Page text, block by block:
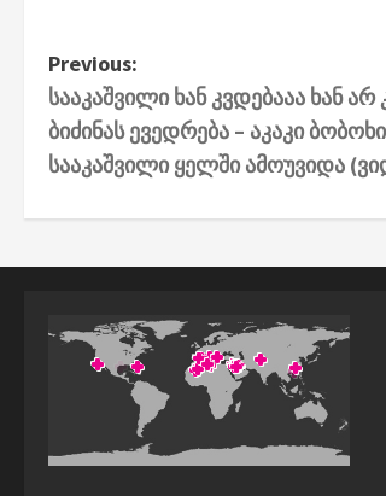
P
o
s
v
a
Previous:
სააკაშვილი ხან კვდებააა ხან
ბიძინას ევედრება – აკაკი
სააკაშვილი ყელში ამოუვიდა